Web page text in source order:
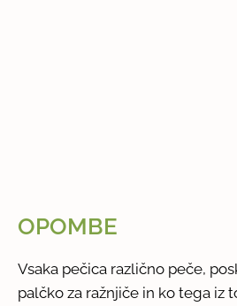
OPOMBE
Vsaka pečica različno peče,
palčko za ražnjiče in ko tega iz